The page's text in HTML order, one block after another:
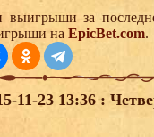
выигрыши за
на EpicBet.com.
11-23 13:36 :